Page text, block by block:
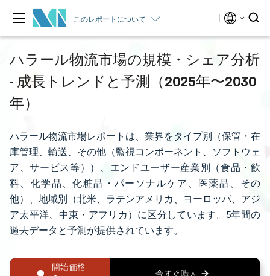
このレポートについて
ハラール物流市場の規模・シェア分析
- 成長トレンドと予測（2025年〜2030
年）
ハラール物流市場レポートは、業界をタイプ別（保管・在
庫管理、輸送、その他（監視コンポーネント、ソフトウェ
ア、サービス等））、エンドユーザー産業別（食品・飲
料、化学品、化粧品・パーソナルケア、医薬品、その
他）、地域別（北米、ラテンアメリカ、ヨーロッパ、アジ
ア太平洋、中東・アフリカ）に区分しています。5年間の
過去データと予測が提供されています。